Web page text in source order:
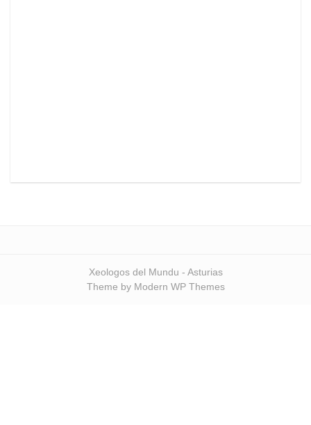
Xeologos del Mundu - Asturias
Theme by Modern WP Themes